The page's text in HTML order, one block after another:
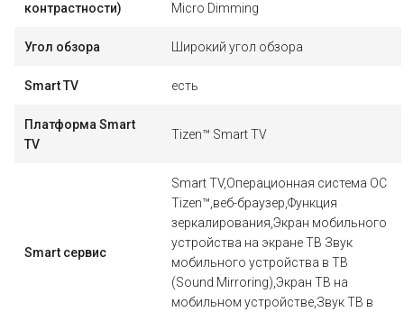
контрастности)
Micro Dimming
Угол обзора Широкий угол обзора
Smart TV есть
Платформа Smart
TV
Tizen™ Smart TV
Smart сервис
Smart TV,Операционная система ОС
Tizen™,веб-браузер,Функция
зеркалирования,Экран мобильного
устройства на экране ТВ Звук
мобильного устройства в ТВ
(Sound Mirroring),Экран ТВ на
мобильном устройстве,Звук ТВ в